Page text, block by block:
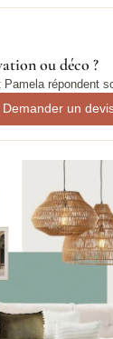
ou déco ?
répondent
Demander un